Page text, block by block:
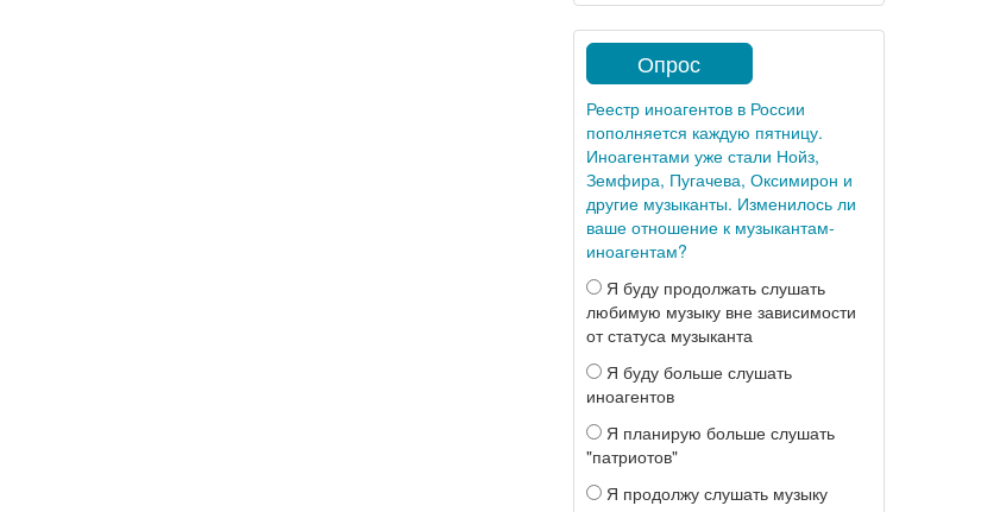
Опрос
Реестр иноагентов в России
пополняется каждую пятницу.
Иноагентами уже стали Нойз,
Земфира, Пугачева, Оксимирон и
другие музыканты. Изменилось ли
ваше отношение к музыкантам-
иноагентам?
Я буду продолжать слушать
любимую музыку вне зависимости
от статуса музыканта
Я буду больше слушать
иноагентов
Я планирую больше слушать
"патриотов"
Я продолжу слушать музыку